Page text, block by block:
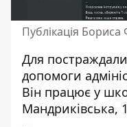
Публікація Бориса
Для
допомоги
Він працює у
Мандриківська,